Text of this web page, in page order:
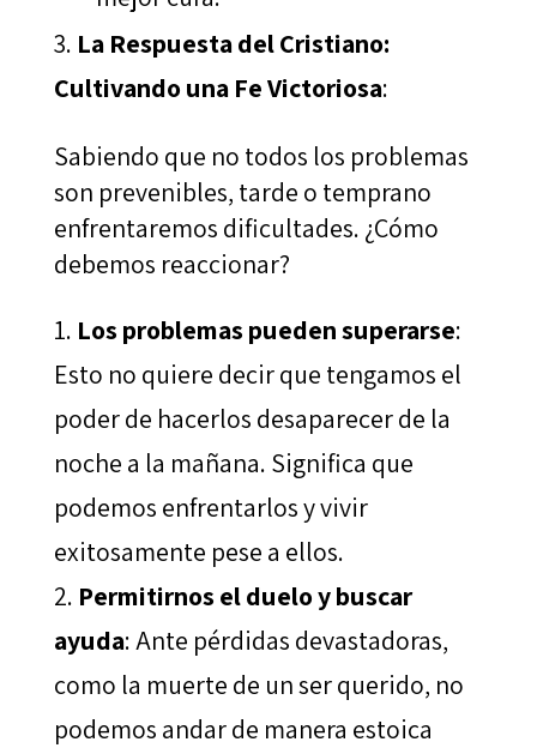
La Respuesta del Cristiano:
Cultivando una Fe Victoriosa:
Sabiendo que no todos los problemas
son prevenibles, tarde o temprano
enfrentaremos dificultades. ¿Cómo
debemos reaccionar?
Los problemas pueden superarse:
Esto no quiere decir que tengamos el
poder de hacerlos desaparecer de la
noche a la mañana. Significa que
podemos enfrentarlos y vivir
exitosamente pese a ellos.
Permitirnos el duelo y buscar
ayuda: Ante pérdidas devastadoras,
como la muerte de un ser querido, no
podemos andar de manera estoica